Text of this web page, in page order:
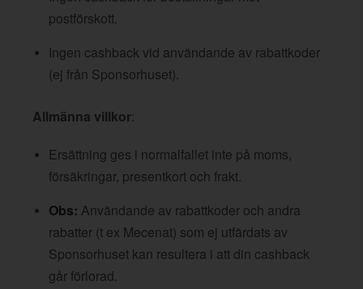
postförskott.
Ingen cashback vid användande av rabattkoder
(ej från Sponsorhuset).
Allmänna villkor:
Ersättning ges i normalfallet inte på moms,
försäkringar, presentkort och frakt.
Obs: Användande av rabattkoder och andra
rabatter (t ex Mecenat) som ej utfärdats av
Sponsorhuset kan resultera i att din cashback
går förlorad.